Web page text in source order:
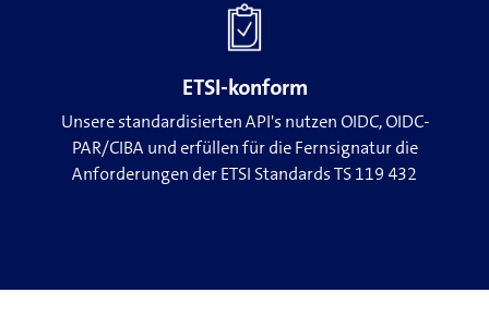
ETSI-konform
Unsere standardisierten API's nutzen OIDC, OIDC-
PAR/CIBA und erfüllen für die Fernsignatur die
Anforderungen der ETSI Standards TS 119 432